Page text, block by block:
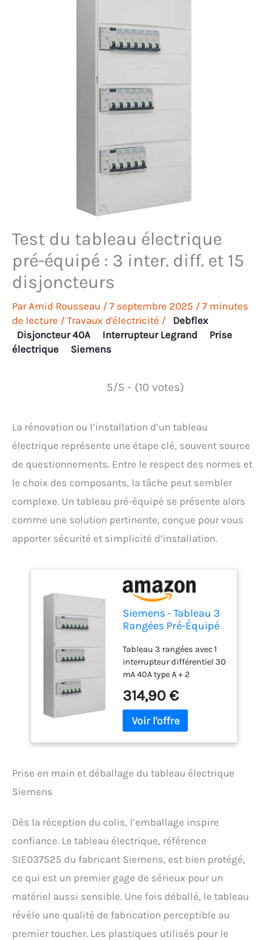
Test du tableau électrique
pré-équipé : 3 inter. diff. et 15
disjoncteurs
ParAmid Rousseau / 7 septembre 2025 / 7 minutes
de lecture / Travaux d'électricité /
Debflex
Disjoncteur 40A
Interrupteur Legrand
Prise
électrique
Siemens
5/5 - (10 votes)
La rénovation ou l’installation d’un tableau
électrique représente une étape clé, souvent source
de questionnements. Entre le respect des normes et
le choix des composants, la tâche peut sembler
complexe. Un tableau pré-équipé se présente alors
comme une solution pertinente, conçue pour vous
apporter sécurité et simplicité d’installation.
Siemens - Tableau 3
Rangées Pré-Équipé
Tableau 3 rangées avec 1
interrupteur différentiel 30
mA 40A type A + 2
mA 40A type AC 3
disjoncteurs 10A + 9
disjoncteurs PH 16A
SIEMENS 3 peignes
Bornier de terre +
obturateur + étiquettes et
pour les appareils
Dimensions : hauteur : 475
Profondeur : 97 mm
314,90 €
Prise en main et déballage du tableau électrique
Siemens
Dès la réception du colis, l’emballage inspire
confiance. Le tableau électrique, référence
SIE037525 du fabricant Siemens, est bien protégé,
ce qui est un premier gage de sérieux pour un
matériel aussi sensible. Une fois déballé, le tableau
révèle une qualité de fabrication perceptible au
premier toucher. Les plastiques utilisés pour le